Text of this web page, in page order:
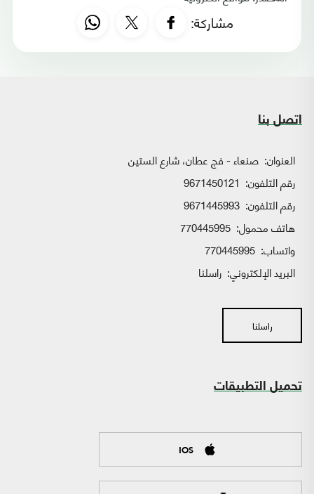
مشاركة:
اتصل بنا
العنوان: صنعاء - فج عطان، شارع الستين
رقم التلفون: 9671450121
رقم التلفون: 9671445993
هاتف محمول: 770445995
واتساب:
البريد الإلكتروني: راسلنا
راسلنا
تحميل التطبيقات
IOS